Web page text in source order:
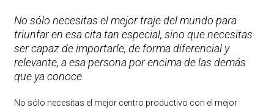
No sólo necesitas el mejor traje del mundo para
triunfar en esa cita tan especial, sino que necesitas
ser capaz de importarle, de forma diferencial y
relevante, a esa persona por encima de las demás
que ya conoce.
No sólo necesitas el mejor centro productivo con el mejor